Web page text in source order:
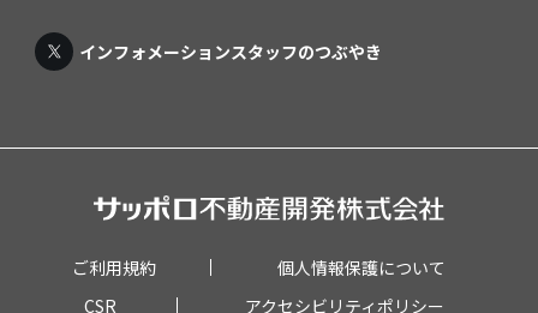
インフォメーションスタッフのつぶやき
ご利用規約
個人情報保護について
CSR
アクセシビリティポリシー